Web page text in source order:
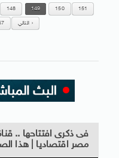
148 149 150 151
التالي
فى ذكرى افتتاحها ..
مصر اقتصاديا | هذا